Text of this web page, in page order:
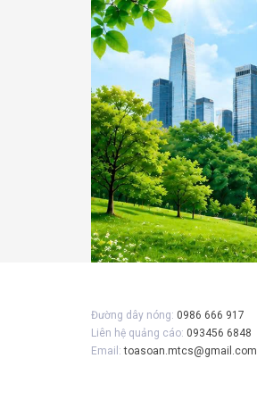
Đường dây nóng: 0986 666 917
Liên hệ quảng cáo: 093456 6848
Email:toasoan.mtcs@gmail.com